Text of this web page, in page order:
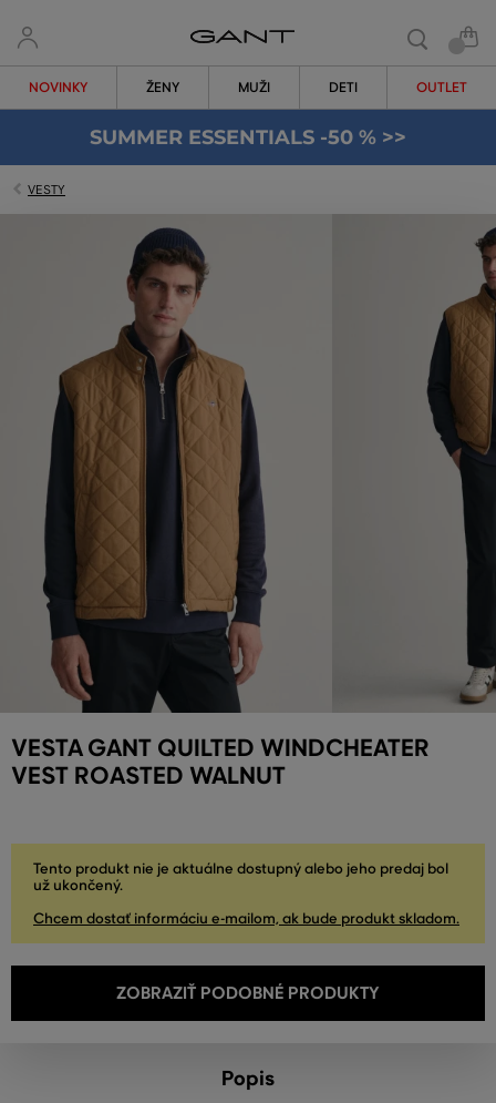
NOVINKY ŽENY MUŽI DETI OUTLET
SUMMER ESSENTIALS -50 % >>
VESTY
VESTA GANT QUILTED WINDCHEATER
VEST ROASTED WALNUT
Tento produkt nie je aktuálne dostupný alebo jeho predaj bol
už ukončený.
Chcem dostať informáciu e-mailom, ak bude produkt skladom.
ZOBRAZIŤ PODOBNÉ PRODUKTY
Popis